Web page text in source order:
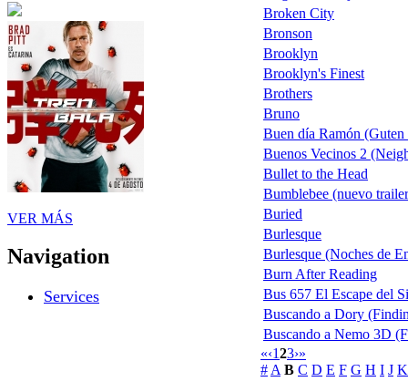
VER MÁS
Navigation
Services
Broken City
Bronson
Brooklyn
Brooklyn's Finest
Brothers
Bruno
Buen día Ramón (Guten
Buenos Vecinos 2
Bullet to the Head
Bumblebee (nuevo
Buried
Burlesque
Burlesque (Noches de
Burn After Reading
Bus 657 El Escape del
Buscando a Dory
Buscando a Nemo 3D
«‹123›»
# A B C D E F G H I J K